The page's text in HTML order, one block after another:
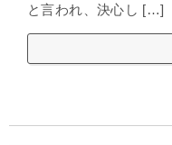
と言われ、決心し […]